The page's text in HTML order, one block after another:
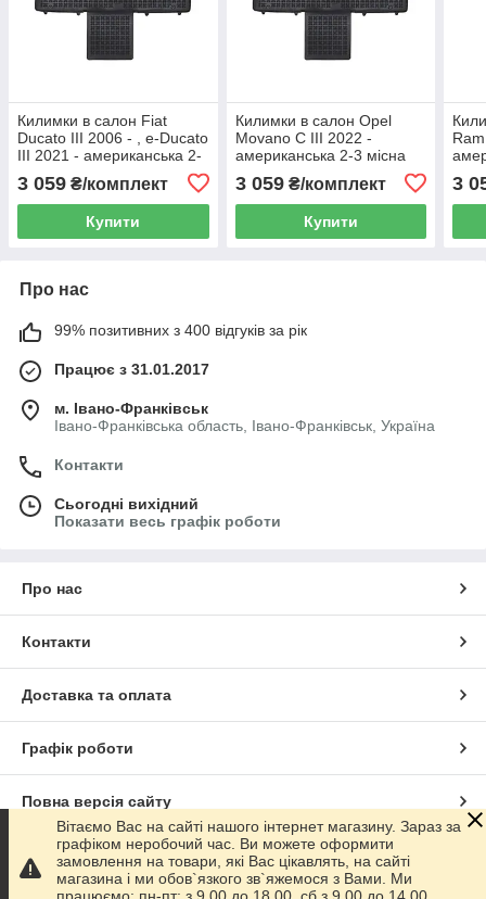
Килимки в салон Fiat
Ducato III 2006 - , e-Ducato
III 2021 - американська 2-
3 місна версія Rezaw-Plast
201524
3 059 ₴/комплект
Купити
Килимки в салон Opel
Movano C III 2022 -
американська 2-3 місна
версія Rezaw-Plast 201524
3 059₴/комплект
Купити
3
Про нас
99% позитивних з 400 відгуків за рік
Працює з 31.01.2017
м. Івано-Франківськ
Івано-Франківська область, Івано-Франківськ, Україна
Контакти
Сьогодні вихідний
Показати весь графік роботи
Про нас
Контакти
Доставка та оплата
Графік роботи
Повна версія сайту
Сайт створено на маркетплейсіProm.ua
Вітаємо Вас на сайті нашого інтернет магазину. Зараз за
графіком неробочий час. Ви можете оформити
замовлення на товари, які Вас цікавлять, на сайті
магазина і ми обов`язкого зв`яжемося з Вами. Ми